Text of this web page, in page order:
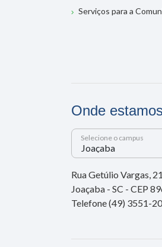
Serviços para a
Onde estamos
Selecione o campus
Rua Getúlio Vargas,
Joaçaba - SC - CEP
Telefone (49) 3551-